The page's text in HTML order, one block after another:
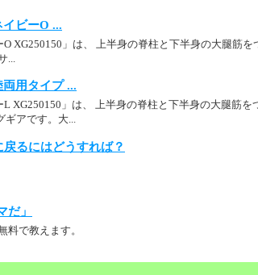
ビーO ...
XG250150」は、 上半身の脊柱と下半身の大腿筋を
用タイプ ...
XG250150」は、 上半身の脊柱と下半身の大腿筋を
ギアです。大...
るにはどうすれば？
」
料で教えます。